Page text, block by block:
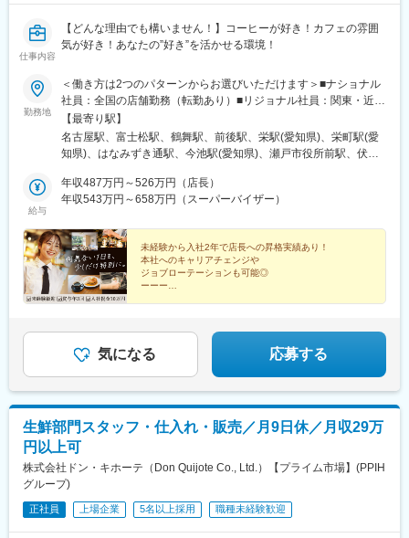
川崎駅、富士見町駅(神奈川県)、今池駅(愛知県)、伏見駅(愛知
県)、追分駅(三重県)、清水五条駅、丸太町駅(京都市営)、日本橋駅
(大阪府)、中崎町駅、大阪阿部野橋駅、武庫川駅、伊丹駅(福知山
駅、八丁堀駅(東京都)、西日暮里駅(舎人ライナー)、龍谷富山高校
前、上小田井駅、本町駅、鉄砲町駅、観光通駅、甲東中学校前
駅、郡元駅(鹿児島市電)、青葉通一番町駅、川越市駅、大神宮下
駅、京成八幡駅、新宿西口駅、根津駅、秋葉原駅、黄金町駅、尻
手駅、第一通り駅、覚王山駅、久屋大通駅、烏丸駅、京都市役所
駅(兵庫県)、立町駅、天神南駅、熊本城・市役所前駅
田駅(東京都)、神保町駅、大鳥居駅、赤坂駅(福岡県)、中洲川端
駅、祇園駅(福岡県)、呉服町駅(福岡県)、天神駅、博多駅、千歳駅
駅、下北沢駅、田原町駅(東京都)、蔵前駅、新富町駅(東京都)、調
布駅、雀宮駅、幸谷駅、八千代緑が丘駅、戸塚駅、伊勢佐木長者
町駅、鶴見駅、茅ケ崎駅、向ケ丘遊園駅、二子新地駅、青葉台
駅、新百合ケ丘駅、我孫子町駅、長堀橋駅、汐ノ宮駅、阿倍野駅
(阪堺線)、大江橋駅、天下茶屋駅、天王寺駅前駅、下松駅(大阪
府)、熊取駅、大宮駅(埼玉県)、桶川駅、武蔵藤沢駅、西川口駅、
南彦根駅、長浜駅、近江八幡駅、淀駅、松井山手駅、近鉄名古屋
駅、池下駅、瀬戸市駅、丸の内駅(愛知県)、京急蒲田駅、大森海岸
(東京都)、大門駅(東京都)、有楽町駅、下落合駅、後楽園駅、平沼
橋駅、桃山御陵前駅、四条駅(京都市営)、袋町駅、胡町駅、馬車道
駅、京急川崎駅、津田沼駅、船橋駅、栄町駅(千葉県)、新八柱駅、
市川真間駅、天満橋駅、日本橋駅(大阪府)、大阪城公園駅、西中島
南方駅、要町駅、目白駅、湯島駅、青山一丁目駅、馬喰横山駅、
見町駅、阿佐ケ谷駅、立川駅、芦花公園駅、京王八王子駅、有明
駅(東京都)、銀座駅、亀戸水神駅、両国駅(都営線)、馬喰町駅、北
品川駅、穴守稲荷駅、東池袋四丁目駅、櫛田神社前駅、西鉄福岡
駅、東比恵駅、越中島駅、池ノ上駅、浅草駅、蓮沼駅、布田駅、
井の頭公園駅、新松戸駅、日ノ出町駅、登戸駅、二子玉川駅、あ
びこ駅、阿倍野駅(地下鉄)、北天下茶屋駅、大阪阿部野橋駅、矢場
町駅、久屋大通駅、千種駅、新瀬戸駅、国際センター駅、新大久
丁目駅、立町駅、近鉄丹波橋駅、五条駅(京都市営)、中電前駅、石
川町駅、京成津田沼駅、大神宮下駅、千葉中央駅、みのり台駅、
なにわ橋駅、大阪難波駅、近鉄日本橋駅、大阪城北詰駅、上野
仕事内容
【どんな理由でも構いません！】コーヒーが好き！カフェの雰囲
気が好き！あなたの”好き”を活かせる環境！
勤務地
＜働き方は2つのパターンからお選びいただけます＞■ナショナル
社員：全国の店舗勤務（転勤あり）■リジョナル社員：関東・近
畿・九州・東北等のエリア内勤務（エリアを越えての異動なし）
【募集中の都道府県】★東京は積極採用中！《関東》東京都、神
奈川県、埼玉県、千葉県《北関東》栃木県《東北》北海道《東
県、沖縄県※マイカー通勤OK（勤務地による）※受動喫煙対策／あ
り※以下住所一覧に記載の店舗は勤務地の一例です。ほか店舗の詳
ク！）からご覧ください。https://c-united.co.jp/
【最寄り駅】
名古屋駅、富士松駅、鶴舞駅、前後駅、栄駅(愛知県)、栄町駅(愛
知県)、はなみずき通駅、今池駅(愛知県)、瀬戸市役所前駅、伏見
(東京都)、青砥駅、池袋駅、西早稲田駅、九段下駅、仲御徒町駅、
飯田橋駅、渋谷駅、東銀座駅、人形町駅、日本橋駅(東京都)、錦糸
駅、築地市場駅、神泉駅、代々木駅、高田馬場駅、築地駅、葛西
駅、木場駅(東京都)、春日駅(東京都)、東池袋駅、田町駅(東京
都)、紙屋町東駅、北与野駅、北浦和駅、川口駅、上尾駅、国府台
駅、横浜駅、みなとみらい駅、奥武山公園駅、赤嶺駅、京都駅、
伏見桃山駅、烏丸駅、本通駅、八丁堀駅(広島県)、日本大通り駅、
戸駅、新津田沼駅、京成船橋駅、葭川公園駅、八柱駅、柏駅、市
川駅、谷町四丁目駅、淀屋橋駅、本町駅、堺筋本町駅、なんば駅
(地下鉄)、なんば駅(南海線)、大阪ビジネスパーク駅、南方駅(大阪
駅、神楽坂駅、新宿駅、新宿御苑前駅、新宿三丁目駅、四谷三丁
目駅、麹町駅、三越前駅、半蔵門駅、新橋駅、新中野駅、中野駅
(東京都)、面影橋駅、新日本橋駅、神田駅(東京都)、淡路町駅、南
阿佐ケ谷駅、立川北駅、吉祥寺駅、千歳烏山駅、荻窪駅、八王子
都)、東京ビッグサイト駅、銀座一丁目駅、小川町駅(東京都)、西
武新宿駅、綾瀬駅、浅草橋駅、亀戸駅、水道橋駅、秋葉原駅、新
給与
年収487万円～526万円（店長）
年収543万円～658万円（スーパーバイザー）
未経験から入社2年で店長への昇格実績あり！
本社へのキャリアチェンジや
ジョブローテーションも可能◎
ーーー
◆育休復帰率100%・時短勤務制度
気になる 応募する
生鮮部門スタッフ・仕入れ・販売／月9日休／月収29万
円以上可
株式会社ドン・キホーテ（Don Quijote Co., Ltd.）【プライム市場】(PPIH
グループ)
正社員 上場企業 5名以上採用 職種未経験歓迎